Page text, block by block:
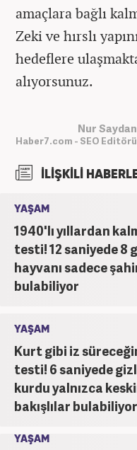
amaçlara bağlı
Zeki ve hırslı
hedeflere
alıyorsunuz.
Nur Saydan
Haber7.com - SEO Editörü
İLİŞKİLİ
YAŞAM
1940'lı yıllardan
testi! 12 saniyede 8
hayvanı sadece
bulabiliyor
YAŞAM
Kurt gibi iz
testi! 6 saniyede
kurdu yalnızca
bakışlılar bulabiliyor
YAŞAM